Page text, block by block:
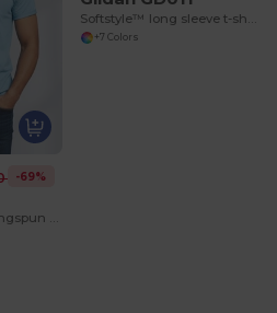
kč-69%
Softstyle™ adult ringspun t-shirt
Softstyle™ long sleeve t-shirt
+7 Colors